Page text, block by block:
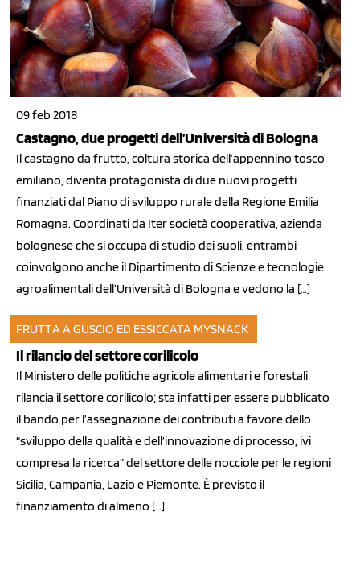
09 feb 2018
Castagno, due progetti dell’Università di Bologna
Il castagno da frutto, coltura storica dell’appennino tosco
emiliano, diventa protagonista di due nuovi progetti
finanziati dal Piano di sviluppo rurale della Regione Emilia
Romagna. Coordinati da Iter società cooperativa, azienda
bolognese che si occupa di studio dei suoli, entrambi
coinvolgono anche il Dipartimento di Scienze e tecnologie
agroalimentali dell’Università di Bologna e vedono la […]
FRUTTA A GUSCIO ED ESSICCATA MYSNACK
22 dic 2010
Il rilancio del settore corilicolo
Il Ministero delle politiche agricole alimentari e forestali
rilancia il settore corilicolo; sta infatti per essere pubblicato
il bando per l’assegnazione dei contributi a favore dello
“sviluppo della qualità e dell’innovazione di processo, ivi
compresa la ricerca” del settore delle nocciole per le regioni
Sicilia, Campania, Lazio e Piemonte. È previsto il
finanziamento di almeno […]